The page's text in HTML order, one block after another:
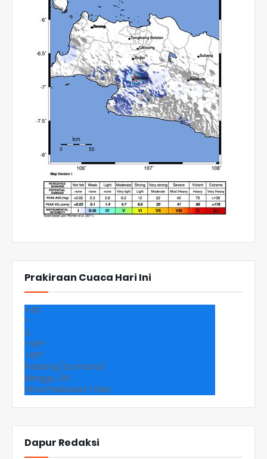
Prakiraan Cuaca Hari Ini
+30
°
C
+30°
+25°
Padang (Sumatra)
Minggu, 09
Lihat Prakiraan 7 Hari
Dapur Redaksi